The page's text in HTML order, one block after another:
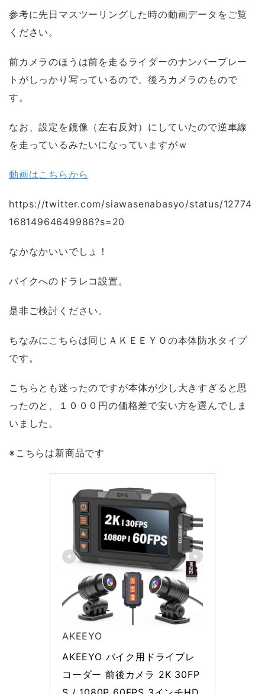
参考に先日マスツーリングした時の動画データをご覧
ください。
前カメラのほうは前を走るライダーのナンバープレー
トがしっかり写っているので、後ろカメラのもので
す。
なお、設定を鏡像（左右反対）にしていたので逆車線
を走っているみたいになっていますがｗ
動画はこちらから
https://twitter.com/siawasenabasyo/status/12774
16814964649986?s=20
なかなかいいでしょ！
バイクへのドラレコ設置。
是非ご検討ください。
ちなみにこちらは同じＡＫＥＥＹＯの本体防水タイプ
です。
こちらとも迷ったのですが本体が少し大きすぎると思
ったのと、１０００円の価格差で安い方を選んでしま
いました。
※こちらは新商品です
AKEEYO
AKEEYO バイク用ドライブレ
コーダー 前後カメラ 2K 30FP